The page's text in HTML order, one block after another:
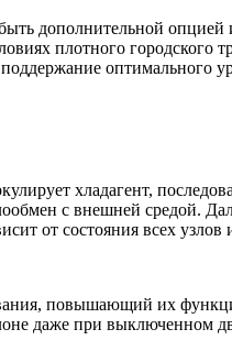
дополнительной
плотного городского
оптимального
хладагент,
с внешней средой.
от состояния всех
повышающий их
даже при выключенном